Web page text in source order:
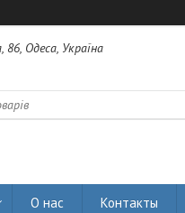
Одеса, Україна
О нас Контакты